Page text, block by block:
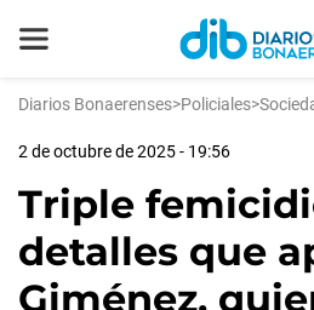
Diarios Bonaerenses>Policiales>
2 de octubre de 2025 - 19:56
Triple
detalles que
Giménez,